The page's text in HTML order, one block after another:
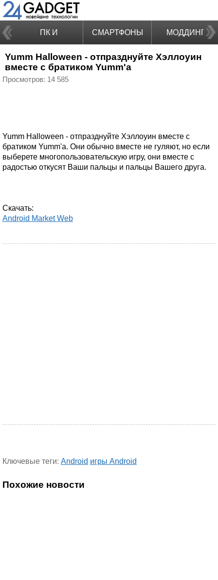
ПК И
НОУТБУКИ
СМАРТФОНЫ МОДДИНГ
Yumm Halloween - отпразднуйте Хэллоуин
вместе с братиком Yumm'a
Просмотров: 14 585
Yumm Halloween - отпразднуйте Хэллоуин вместе с
братиком Yumm'a. Они обычно вместе не гуляют, но если
выберете многопользовательскую игру, они вместе с
радостью откусят Ваши пальцы и пальцы Вашего друга.
Скачать:
Android Market Web
Ключевые теги: Android игры Android
Похожие новости